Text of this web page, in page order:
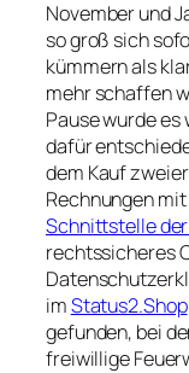
November und
so groß sich
kümmern als
mehr schaffen
Pause wurde
dafür
dem Kauf
Rechnungen mit
Schnittstelle
rechtssicheres
imStatus2.Shop
gefunden, bei
freiwillige